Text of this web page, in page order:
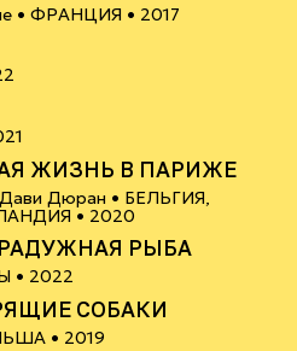
• ФРАНЦИЯ • 2017
ЖИЗНЬ В ПАРИЖЕ
Дюран • БЕЛЬГИЯ,
• 2020
РЫБА
• 2022
СОБАКИ
• 2019